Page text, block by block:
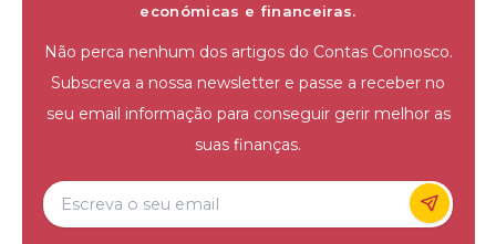
económicas e financeiras.
Não perca nenhum dos artigos do Contas Connosco.
Subscreva a nossa newsletter e passe a receber no
seu email informação para conseguir gerir melhor as
suas finanças.